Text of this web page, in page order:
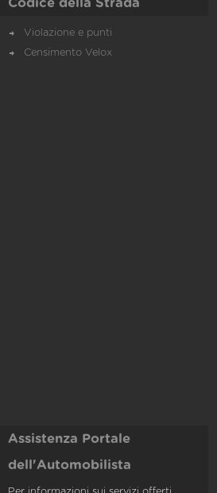
Codice della Strada
Violazione e punti
Censimento Velox
Assistenza Portale
dell'Automobilista